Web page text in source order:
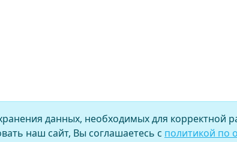
данных, необходимых для корректной
наш сайт, Вы соглашаетесь с политикой по